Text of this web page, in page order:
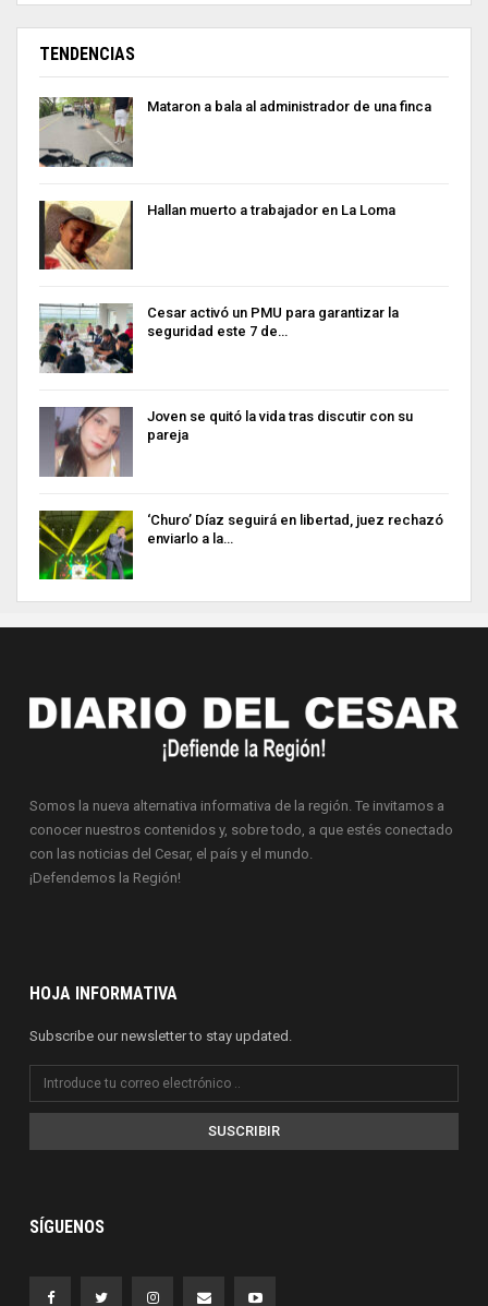
TENDENCIAS
Mataron a bala al administrador de una finca
Hallan muerto a trabajador en La Loma
Cesar activó un PMU para garantizar la
seguridad este 7 de…
Joven se quitó la vida tras discutir con su
pareja
‘Churo’ Díaz seguirá en libertad, juez rechazó
enviarlo a la…
Somos la nueva alternativa informativa de la región. Te invitamos a
conocer nuestros contenidos y, sobre todo, a que estés conectado
con las noticias del Cesar, el país y el mundo.
¡Defendemos la Región!
HOJA INFORMATIVA
Subscribe our newsletter to stay updated.
SUSCRIBIR
SÍGUENOS